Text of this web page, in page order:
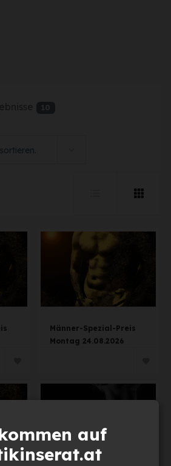
Männer-Spezial-Preis
Montag 24.08.2026
auf